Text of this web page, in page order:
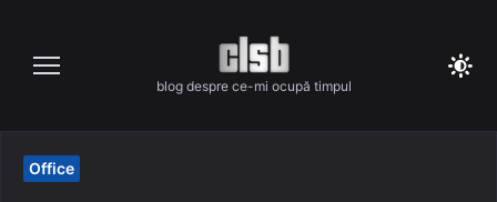
content
blog despre ce-mi ocupă timpul
Office